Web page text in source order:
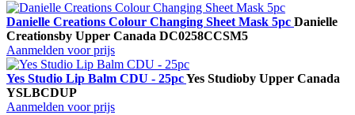
Danielle Creations Colour Changing Sheet Mask 5pc Danielle
Creationsby Upper Canada DC0258CCSM5
Aanmelden voor prijs
Yes Studio Lip Balm CDU - 25pcYes Studioby Upper Canada
YSLBCDUP
Aanmelden voor prijs